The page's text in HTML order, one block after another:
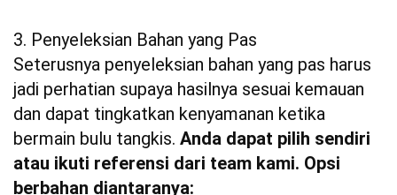
3. Penyeleksian Bahan yang Pas
Seterusnya penyeleksian bahan yang pas harus
jadi perhatian supaya hasilnya sesuai kemauan
dan dapat tingkatkan kenyamanan ketika
bermain bulu tangkis. Anda dapat pilih sendiri
atau ikuti referensi dari team kami. Opsi
berbahan diantaranya: